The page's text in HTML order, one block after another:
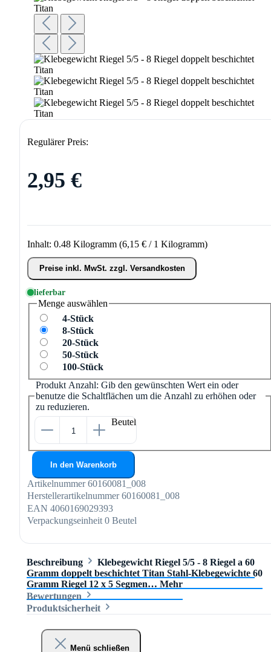
Regulärer Preis:
2,95 €
Inhalt: 0.48 Kilogramm (6,15 € / 1 Kilogramm)
Preise inkl. MwSt. zzgl. Versandkosten
lieferbar
Menge auswählen
4-Stück
8-Stück
20-Stück
50-Stück
100-Stück
Produkt Anzahl: Gib den gewünschten Wert ein oder
benutze die Schaltflächen um die Anzahl zu erhöhen oder
zu reduzieren.
Beutel
In den Warenkorb
Artikelnummer 60160081_008
Herstellerartikelnummer 60160081_008
EAN 4060169029393
Verpackungseinheit 0 Beutel
Beschreibung
Klebegewicht Riegel 5/5 - 8 Riegel a 60
Gramm doppelt beschichtet Titan Stahl-Klebegewichte 60
Gramm Riegel 12 x 5 Segmen… Mehr
Bewertungen
Produktsicherheit
Menü schließen